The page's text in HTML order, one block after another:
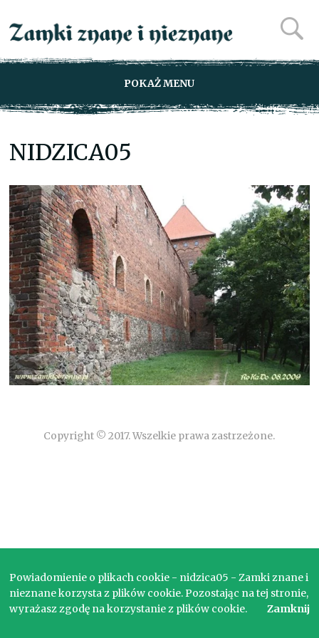
POKAŻ MENU
NIDZICA05
Copyright © 2017. Wszelkie prawa zastrzeżone.
Powiadomienie o plikach cookie - nidzica05 - Zamki znane i
nieznane korzysta z plików cookie. Pozostając na tej stronie,
wyrażasz zgodę na korzystanie z plików cookie.
Zamknij